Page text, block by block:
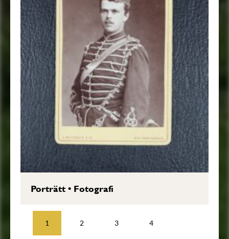
Porträtt• Fotografi
1 2 3 4